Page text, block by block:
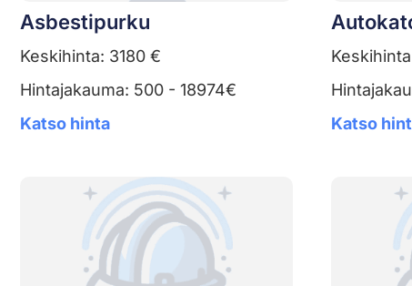
Asbestipurku
Keskihinta: 3180 €
Hintajakauma: 500 - 18974€
Katso hinta
Katso